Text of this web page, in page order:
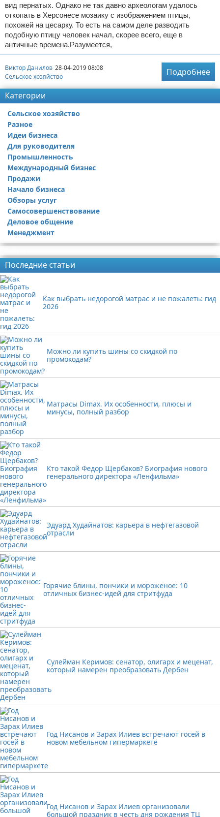
вид пернатых. Однако не так давно археологам удалось
откопать в Херсонесе мозаику с изображением птицы,
похожей на цесарку. То есть на самом деле разводить
подобную птицу человек начал, скорее всего, еще в
античные времена.Разумеется,
Виктор Данилов 28-04-2019 08:08
Сельское хозяйство
Подробнее
Категории
Сельское хозяйство
Разное
Идеи бизнеса
Для руководителя
Промышленность
Международный бизнес
Продажи
Начало бизнеса
Обзоры услуг
Самосовершенствование
Деловое общение
Менеджмент
Последние статьи
Как выбрать недорогой матрас и не пожалеть: гид
2026
Можно ли купить шины со скидкой по
промокодам?
Матрасы Dimax. Их особенности, плюсы и
минусы, полный разбор
Кто такой Федор Щербаков? Биография нового
генерального директора «Ленфильма»
Эдуард Худайнатов: карьера в нефтегазовой
отрасли
Горячие блины, пончики и мороженое: 10
отличных бизнес-идей для стритфуда
Сулейман Керимов: сенатор, олигарх и меценат,
который намерен преобразовать Дербен
Год Нисанов и Зарах Илиев встречают госей в
новом мебельном гипермаркете
Год Нисанов и Зарах Илиев организовали
большой праздник в честь дня рождения ТЦ